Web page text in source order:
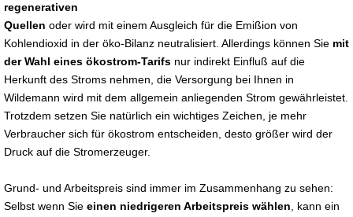
regenerativen
Quellen oder wird mit einem Ausgleich für die Emißion von
Kohlendioxid in der öko-Bilanz neutralisiert. Allerdings können Sie mit
der Wahl eines ökostrom-Tarifs nur indirekt Einfluß auf die
Herkunft des Stroms nehmen, die Versorgung bei Ihnen in
Wildemann wird mit dem allgemein anliegenden Strom gewährleistet.
Trotzdem setzen Sie natürlich ein wichtiges Zeichen, je mehr
Verbraucher sich für ökostrom entscheiden, desto größer wird der
Druck auf die Stromerzeuger.
Grund- und Arbeitspreis sind immer im Zusammenhang zu sehen:
Selbst wenn Sie einen niedrigeren Arbeitspreis wählen , kann ein